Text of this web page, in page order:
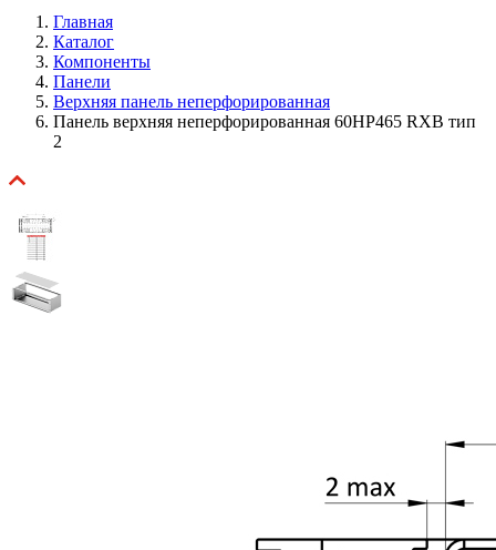
Главная
Каталог
Компоненты
Панели
Верхняя панель неперфорированная
Панель верхняя неперфорированная 60HP465 RXB тип
2